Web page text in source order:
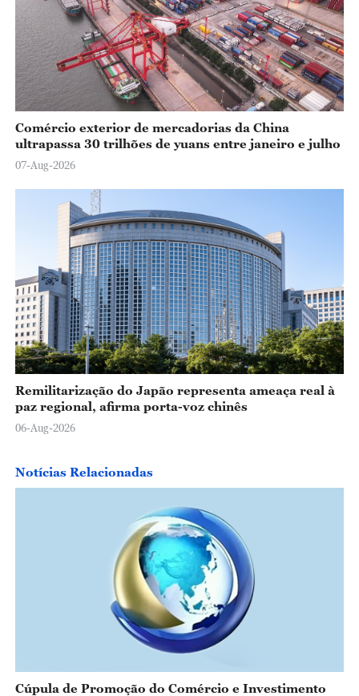
Comércio exterior de mercadorias da China
ultrapassa 30 trilhões de yuans entre janeiro e julho
07-Aug-2026
Remilitarização do Japão representa ameaça real à
paz regional, afirma porta-voz chinês
06-Aug-2026
Notícias Relacionadas
Cúpula de Promoção do Comércio e Investimento